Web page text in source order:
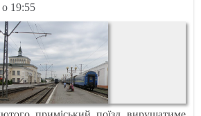
19:55